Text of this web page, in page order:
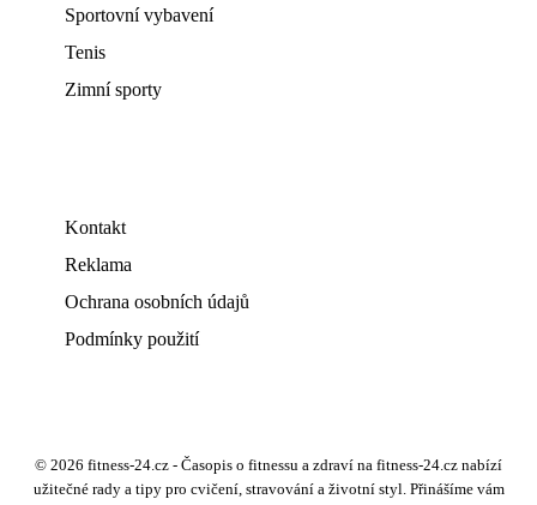
Sportovní vybavení
Tenis
Zimní sporty
Kontakt
Reklama
Ochrana osobních údajů
Podmínky použití
© 2026 fitness-24.cz - Časopis o fitnessu a zdraví na fitness-24.cz nabízí
užitečné rady a tipy pro cvičení, stravování a životní styl. Přinášíme vám